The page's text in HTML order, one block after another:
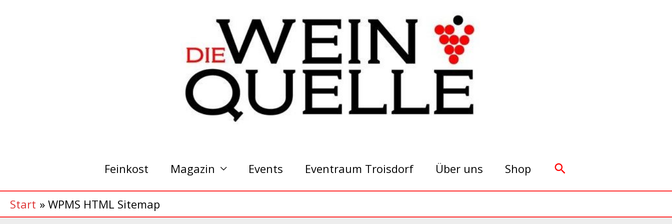
Feinkost Magazin Events Eventraum Troisdorf Über uns Shop Suchen
Start WPMS HTML Sitemap